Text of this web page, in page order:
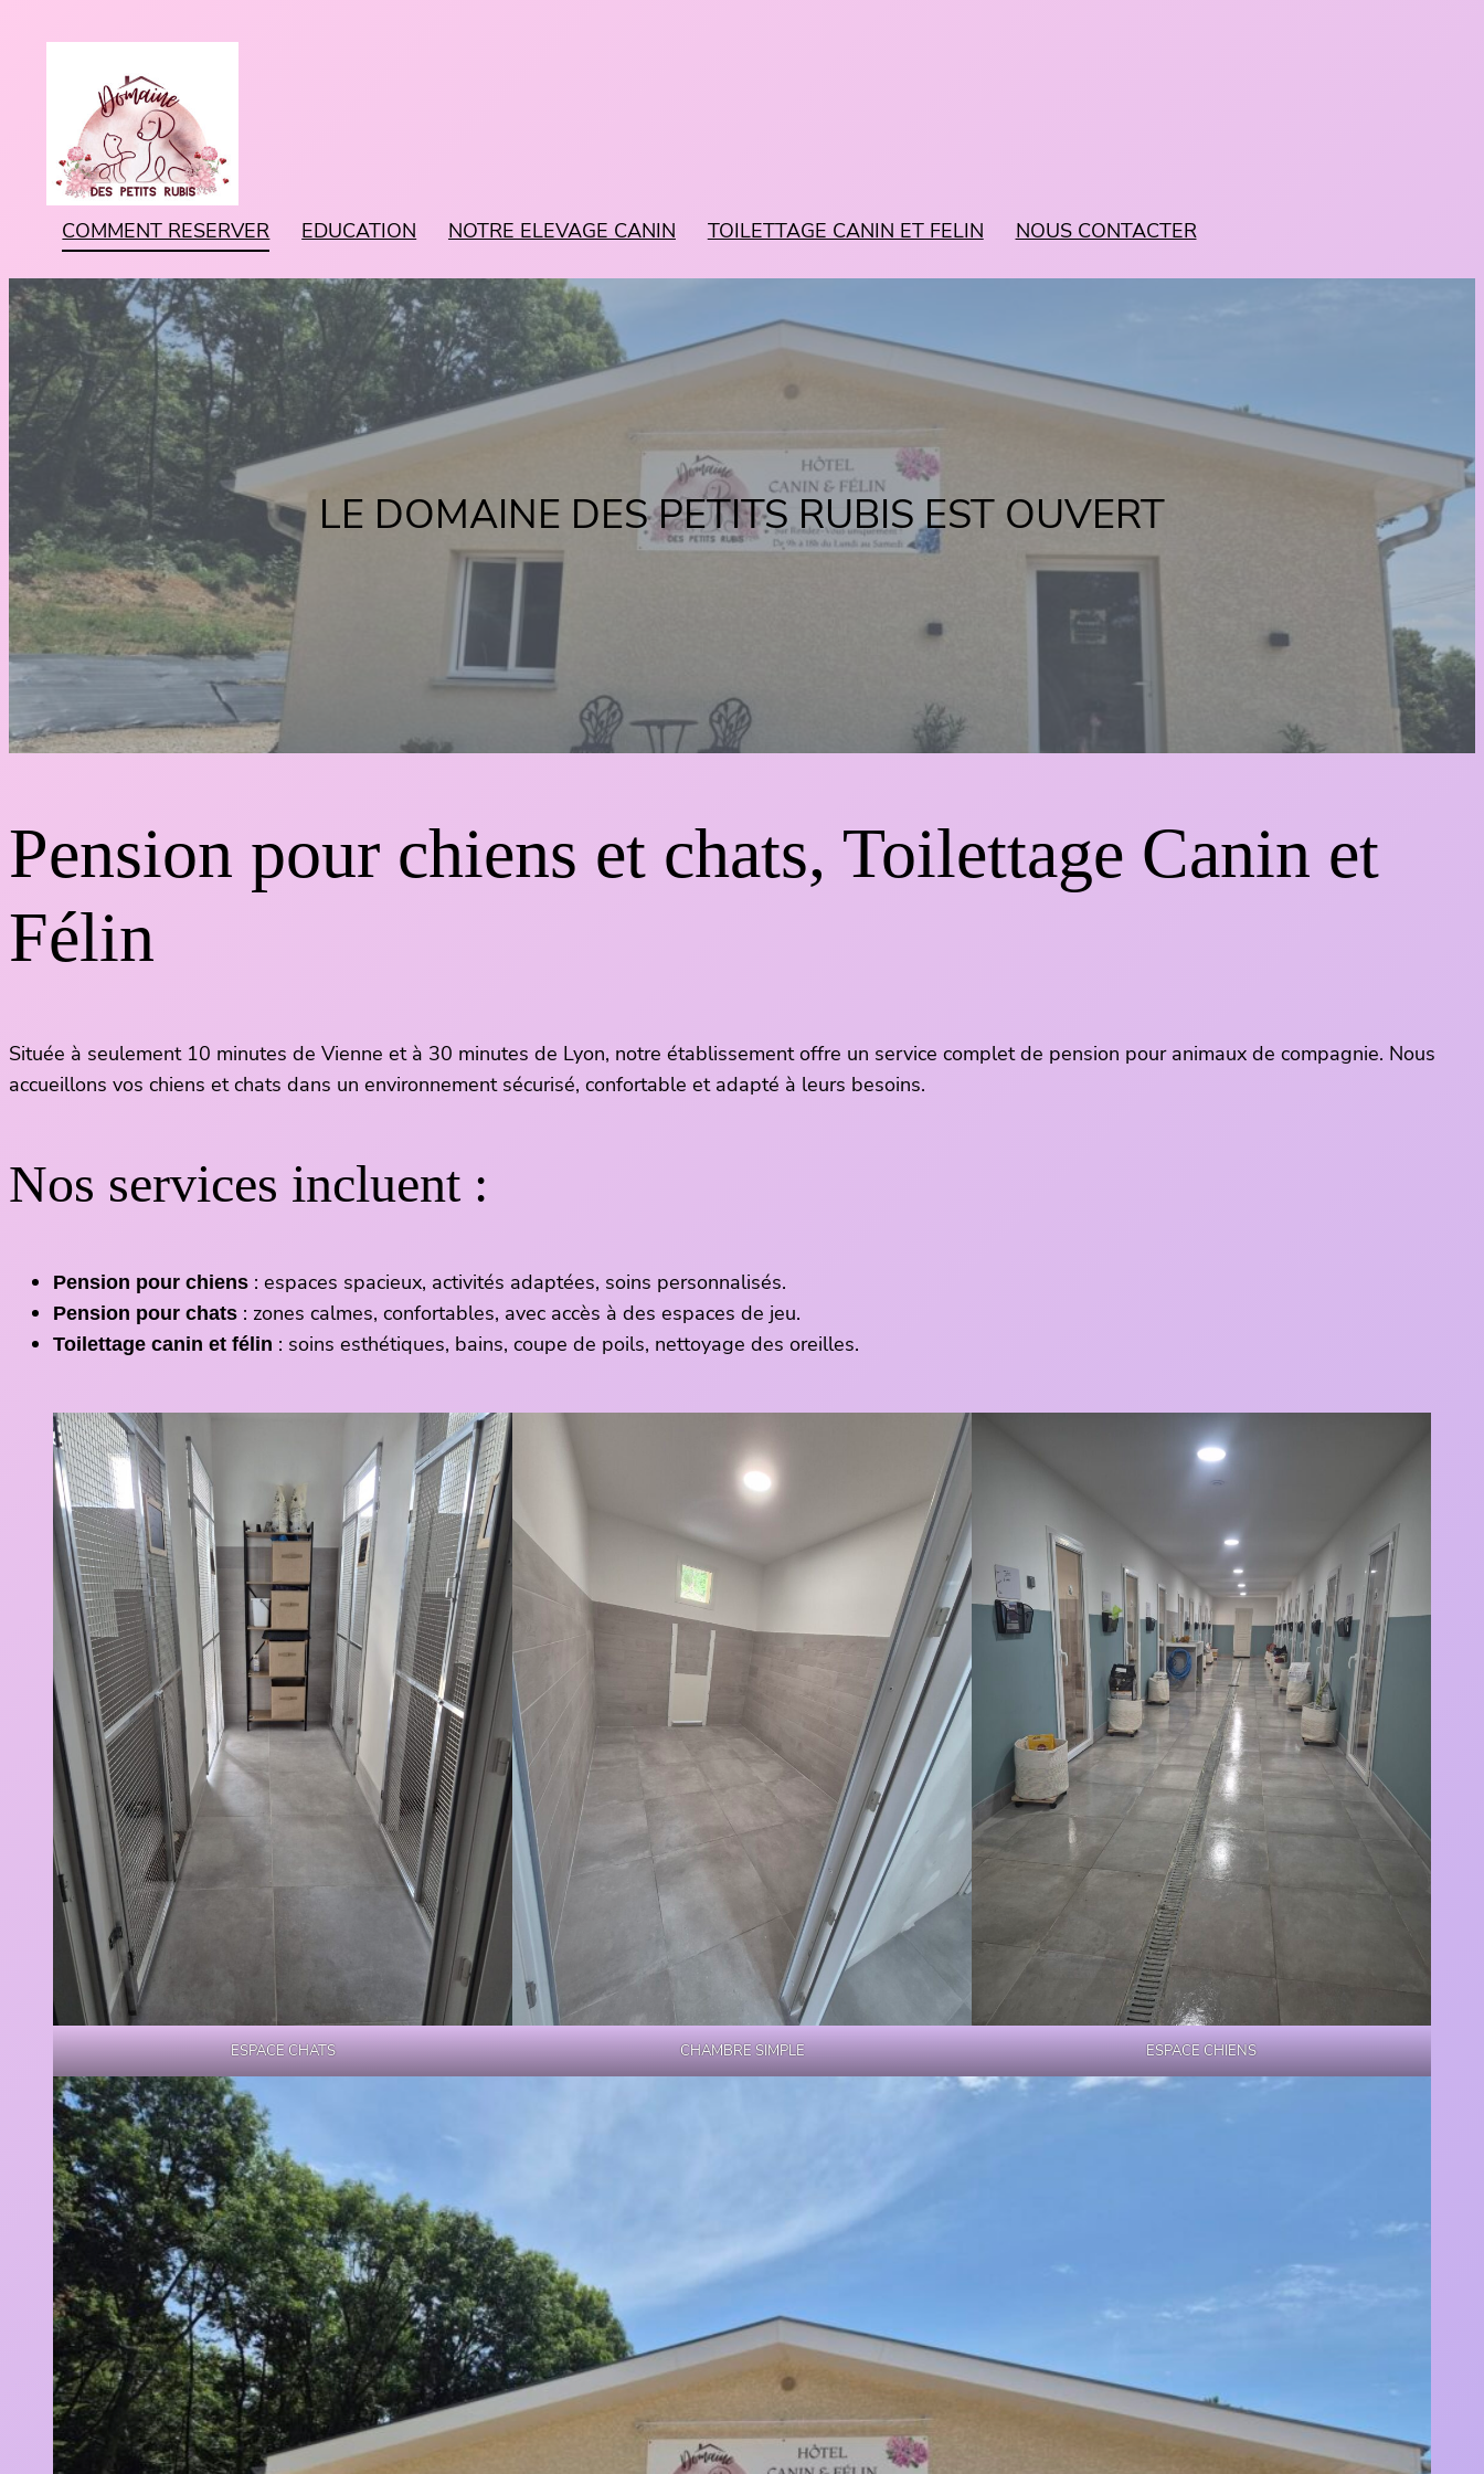
COMMENT RESERVER EDUCATION NOTRE ELEVAGE CANIN TOILETTAGE CANIN ET FELIN NOUS CONTACTER
LE DOMAINE DES PETITS RUBIS EST OUVERT
Pension pour chiens et chats, Toilettage Canin et
Félin
Située à seulement 10 minutes de Vienne et à 30 minutes de Lyon, notre établissement offre un service complet de pension pour animaux de compagnie. Nous
accueillons vos chiens et chats dans un environnement sécurisé, confortable et adapté à leurs besoins.
Nos services incluent :
Pension pour chiens : espaces spacieux, activités adaptées, soins personnalisés.
Pension pour chats : zones calmes, confortables, avec accès à des espaces de jeu.
Toilettage canin et félin : soins esthétiques, bains, coupe de poils, nettoyage des oreilles.
ESPACE CHATS CHAMBRE SIMPLE ESPACE CHIENS